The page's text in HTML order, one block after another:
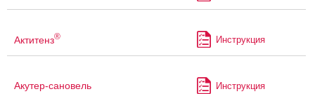
Актитенз® Инструкция
Акутер-сановель Инструкция